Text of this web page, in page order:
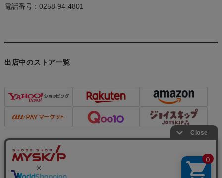
電話番号：0258-94-4801
出店中のストア一覧